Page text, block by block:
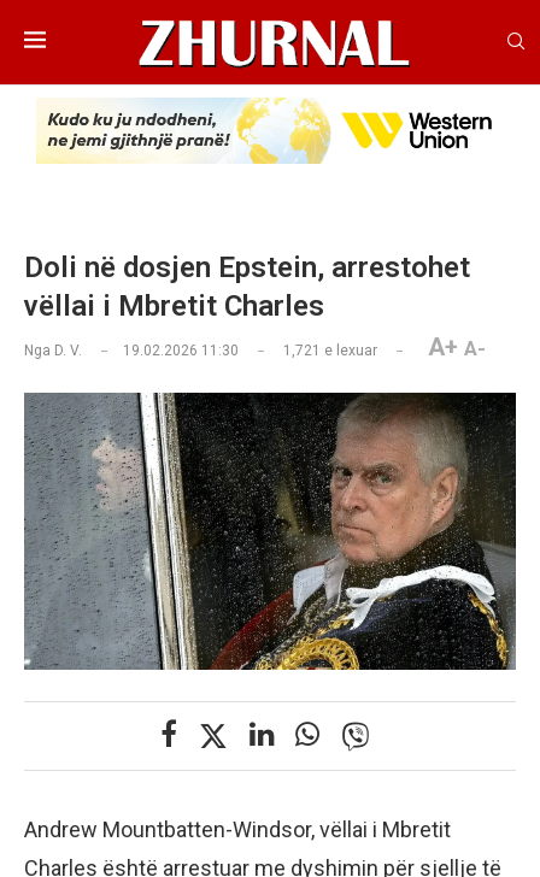
Doli në dosjen Epstein, arrestohet
vëllai i Mbretit Charles
Nga D. V. 19.02.2026 11:30 1,721 e lexuar A+ A-
Andrew Mountbatten-Windsor, vëllai i Mbretit
Charles është arrestuar me dyshimin për sjellje të